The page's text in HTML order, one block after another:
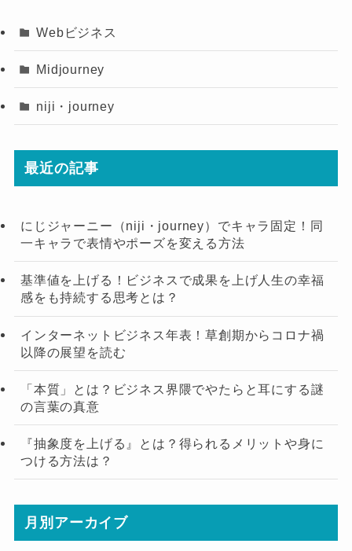
Webビジネス
Midjourney
niji・journey
最近の記事
にじジャーニー（niji・journey）でキャラ固定！同
一キャラで表情やポーズを変える方法
基準値を上げる！ビジネスで成果を上げ人生の幸福
感をも持続する思考とは？
インターネットビジネス年表！草創期からコロナ禍
以降の展望を読む
「本質」とは？ビジネス界隈でやたらと耳にする謎
の言葉の真意
『抽象度を上げる』とは？得られるメリットや身に
つける方法は？
月別アーカイブ